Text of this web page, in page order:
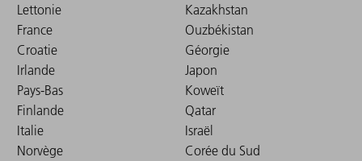
Lettonie
France
Croatie
Irlande
Pays-Bas
Finlande
Italie
Norvège
Kazakhstan
Ouzbékistan
Géorgie
Japon
Koweït
Qatar
Israël
Corée du Sud